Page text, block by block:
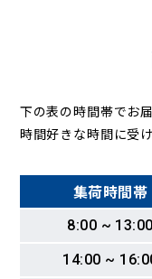
下の表の時間帯でお
時間好きな時間に受け
集荷時間帯
8:00 ~ 13:00
14:00 ~